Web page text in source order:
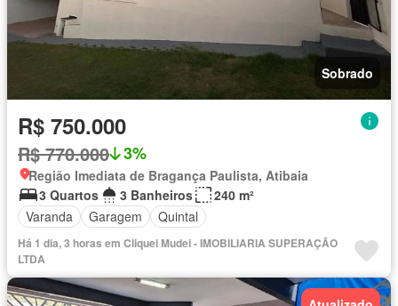
Sobrado
R$ 750.000
R$ 770.000 3%
Região Imediata de Bragança Paulista, Atibaia
3 Quartos
3 Banheiros
240 m²
Varanda
Garagem Quintal
Há 1 dia, 3 horas em Cliquei Mudei - IMOBILIARIA SUPERAÇÃO
LTDA